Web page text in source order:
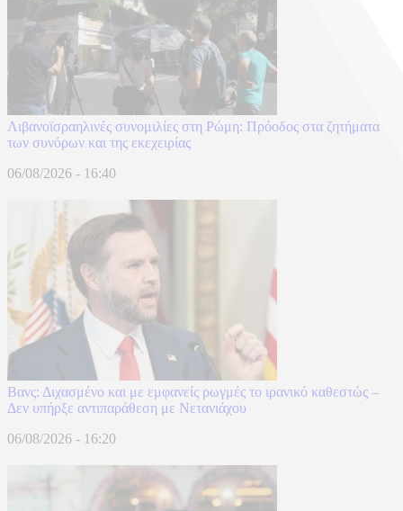
Λιβανοϊσραηλινές συνομιλίες στη Ρώμη: Πρόοδος στα ζητήματα
των συνόρων και της εκεχειρίας
06/08/2026 - 16:40
Βανς: Διχασμένο και με εμφανείς ρωγμές το ιρανικό καθεστώς –
Δεν υπήρξε αντιπαράθεση με Νετανιάχου
06/08/2026 - 16:20